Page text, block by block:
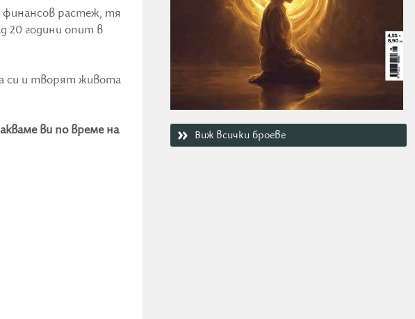
финансов растеж, тя
20 години опит в
си и творят живота
ви по време на
Виж всички броеве